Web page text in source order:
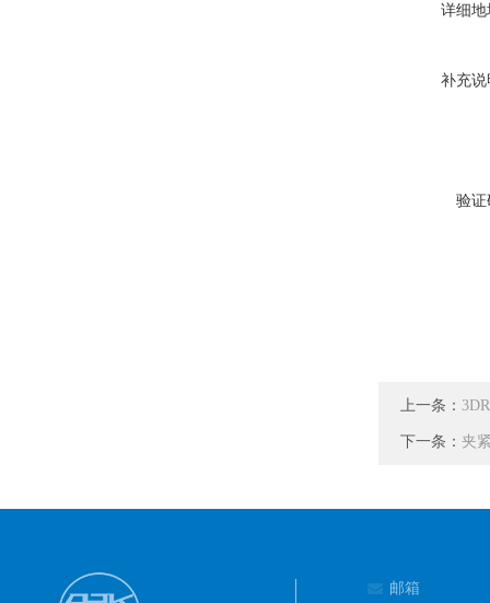
详细
补充
验
上一条：
下一条：夹
邮箱